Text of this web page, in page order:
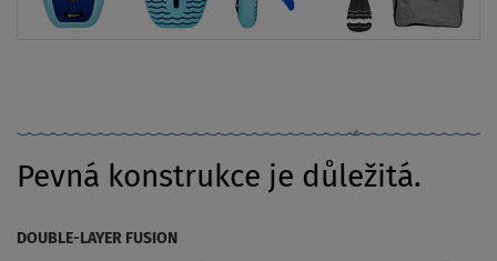
Pevná konstrukce je důležitá.
DOUBLE-LAYER FUSION